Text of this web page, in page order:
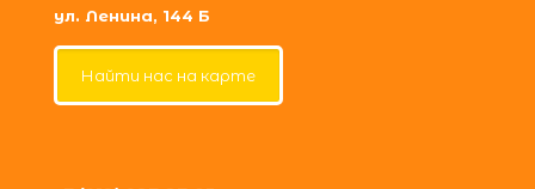
ул. Ленина, 144 Б
Найти нас на карте